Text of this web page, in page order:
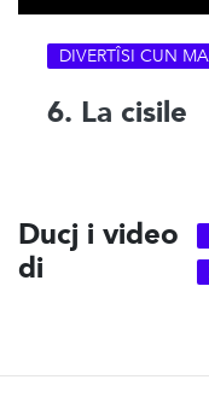
DIVERTÎSI CUN
6. La cisile
Ducj i video
di